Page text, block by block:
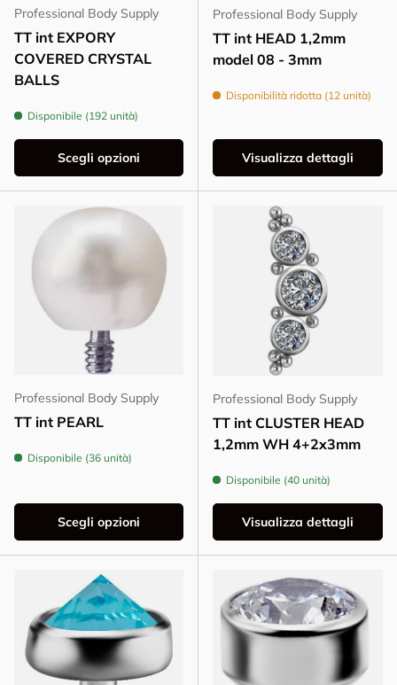
Professional Body Supply
TT int EXPORY
COVERED CRYSTAL
BALLS
Disponibile (192 unità)
Scegli opzioni
Professional Body Supply
TT int HEAD 1,2mm
model 08 - 3mm
Disponibilità ridotta (12 unità)
Visualizza dettagli
Professional Body Supply
TT int PEARL
Disponibile (36 unità)
Scegli opzioni
Professional Body Supply
TT int CLUSTER HEAD
1,2mm WH 4+2x3mm
Disponibile (40 unità)
Visualizza dettagli